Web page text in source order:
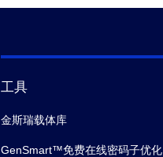
工具
金斯瑞载体库
GenSmart™免费在线密码子优化